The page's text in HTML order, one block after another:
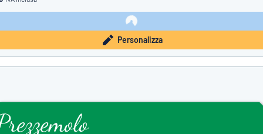
Personalizza